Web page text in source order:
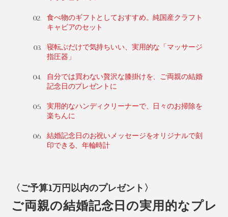
食べ物のギフトとしておすすめ。純国産クラフト
キャビアのセット
寝転ぶだけで気持ちいい、実用的な「マッサージ
指圧器」
自分では買わない贅沢な膝掛けを、ご両親の結婚
記念日のプレゼントに
実用的なハンディクリーナーで、日々のお掃除を
楽ちんに
結婚記念日のお祝いメッセージをオリジナルで刻
印できる、年輪時計
〈ご予算1万円以内のプレゼント〉
ご両親の結婚記念日の実用的なプレ